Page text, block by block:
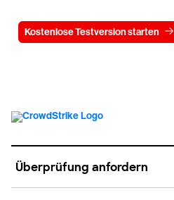
Kostenlose Testversion starten
Überprüfung anfordern